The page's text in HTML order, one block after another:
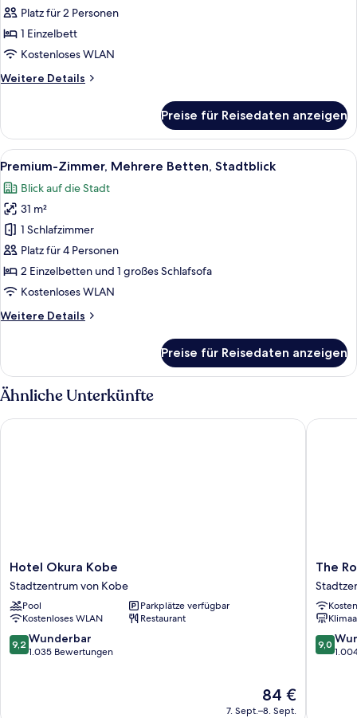
Schlafzimmer
(Top
Floor)
Platz für 2 Personen
1 Einzelbett
Kostenloses WLAN
Weitere Details
Weitere
1
Schlafzimmer
(Top
Preise für Reisedaten anzeigen
Alle
Fotos
für
Premium-
Zimmer,
Mehrere
Betten,
Stadtblick
Ein dicht bebautes Stadtgebiet mit
7
Premium-Zimmer, Mehrere Betten, Stadtblick
Blick auf die Stadt
31 m²
1 Schlafzimmer
Platz für 4 Personen
2 Einzelbetten und 1 großes Schlafsofa
Kostenloses WLAN
Weitere Details
Weitere
Zimmer,
Mehrere
Betten,
Preise für Reisedaten anzeigen
Ähnliche Unterkünfte
Hotel
Okura
Kobe
Stadtzentrum
von
Kobe
Hotel Okura Kobe
Stadtzentrum von Kobe
Pool
Parkplätze verfügbar
Kostenloses WLAN
Restaurant
9.2
von
9,2 Wunderbar
1.035 Bewertungen
Der
Preis
84 €
7. Sept.–8. Sept.
Hotel Okura Kobe
The
Royal
Park
Canvas
Kobe
The
9.0
von
9,0
The